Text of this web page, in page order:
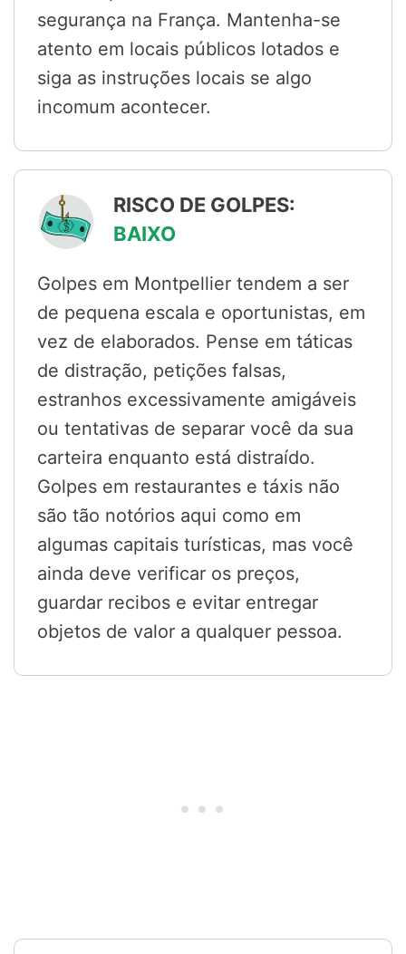
segurança na França. Mantenha-se
atento em locais públicos lotados e
siga as instruções locais se algo
incomum acontecer.
RISCO DE GOLPES:
BAIXO
Golpes em Montpellier tendem a ser
de pequena escala e oportunistas, em
vez de elaborados. Pense em táticas
de distração, petições falsas,
estranhos excessivamente amigáveis
ou tentativas de separar você da sua
carteira enquanto está distraído.
Golpes em restaurantes e táxis não
são tão notórios aqui como em
algumas capitais turísticas, mas você
ainda deve verificar os preços,
guardar recibos e evitar entregar
objetos de valor a qualquer pessoa.